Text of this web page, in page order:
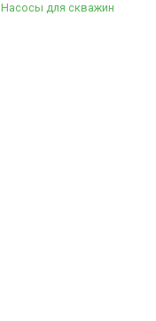
Насосы для скважин